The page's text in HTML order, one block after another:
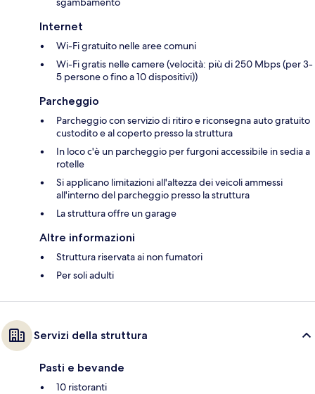
Internet
Wi-Fi gratuito nelle aree comuni
Wi-Fi gratis nelle camere (velocità: più di 250 Mbps (per 3-
5 persone o fino a 10 dispositivi))
Parcheggio
Parcheggio con servizio di ritiro e riconsegna auto gratuito
custodito e al coperto presso la struttura
In loco c'è un parcheggio per furgoni accessibile in sedia a
rotelle
Si applicano limitazioni all'altezza dei veicoli ammessi
all'interno del parcheggio presso la struttura
La struttura offre un garage
Altre informazioni
Struttura riservata ai non fumatori
Per soli adulti
Servizi della struttura
Pasti e bevande
10 ristoranti